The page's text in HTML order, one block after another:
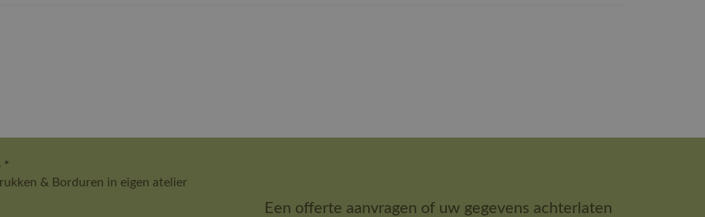
*
& Borduren in eigen atelier
Een offerte aanvragen of uw gegevens achterlaten